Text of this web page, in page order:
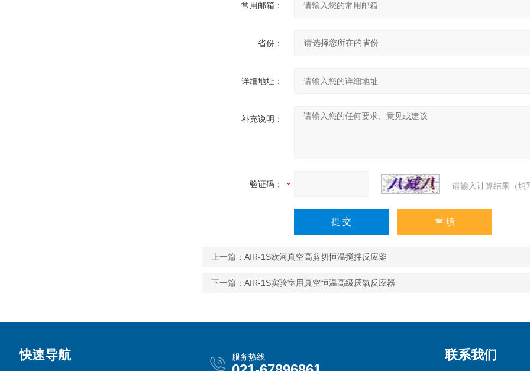
常用邮箱：
省份：
详细地址：
补充说明：
验证码： 请输入计算结果（填
上一篇： AIR-1S欧河真空高剪切恒温搅拌反应釜
下一篇： AIR-1S实验室用真空恒温高级厌氧反应器
快速导航 服务热线 联系我们